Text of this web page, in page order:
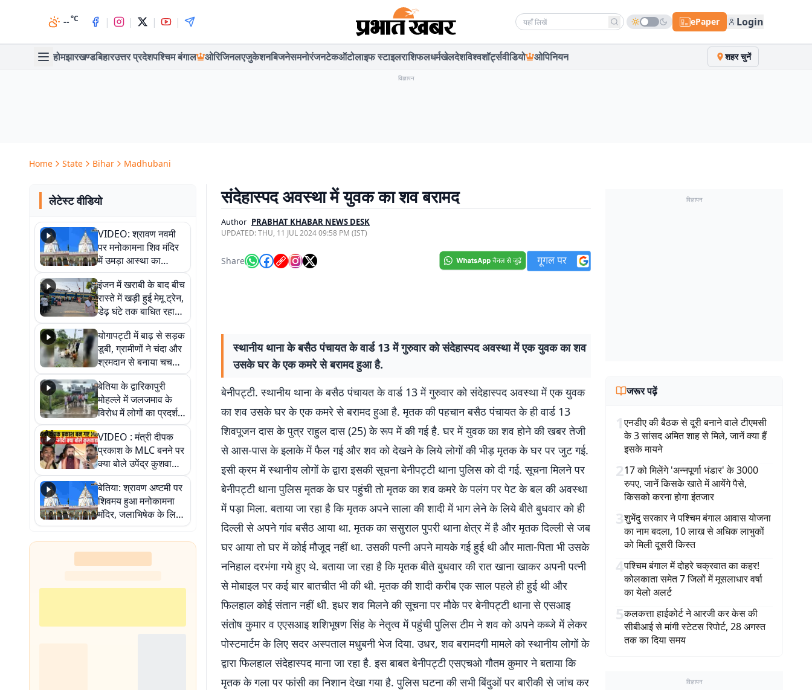
--°C | | | | Search news ePaper Login
होमझारखण्डबिहारउत्तर प्रदेशपश्चिम बंगाल ओरिजिनलएजुकेशनबिजनेसमनोरंजनटेकऑटोलाइफ स्टाइलराशिफलधर्मखेलदेशविश्वशॉर्ट्सवीडियो ओपिनियन शहर चुनें
विज्ञापन
Home State Bihar Madhubani
लेटेस्ट वीडियो
VIDEO: श्रावण नवमी
पर मनोकामना शिव मंदिर
में उमड़ा आस्था का
सैलाब, हर-हर महादेव के
जयघोष से गूंजा परिसर
इंजन में खराबी के बाद बीच
रास्ते में खड़ी हुई मेमू ट्रेन,
डेढ़ घंटे तक बाधित रहा
आवागमन
योगापट्टी में बाढ़ से सड़क
डूबी, ग्रामीणों ने चंदा और
श्रमदान से बनाया चचरी
पुल
बेतिया के द्वारिकापुरी
मोहल्ले में जलजमाव के
विरोध में लोगों का प्रदर्शन,
स्थायी समाधान की मांग
VIDEO : मंत्री दीपक
प्रकाश के MLC बनने पर
क्या बोले उपेंद्र कुशवाहा,
सुनिए
बेतिया: श्रावण अष्टमी पर
शिवमय हुआ मनोकामना
मंदिर, जलाभिषेक के लिए
लगी लंबी कतारें
संदेहास्पद अवस्था में युवक का शव बरामद
Author PRABHAT KHABAR NEWS DESK
UPDATED:THU, 11 JUL 2024 09:58 PM (IST)
Share
स्थानीय थाना के बसैठ पंचायत के वार्ड 13 में गुरुवार को संदेहास्पद अवस्था में एक युवक का शव
उसके घर के एक कमरे से बरामद हुआ है.
बेनीपट्टी. स्थानीय थाना के बसैठ पंचायत के वार्ड 13 में गुरुवार को संदेहास्पद अवस्था में एक युवक
का शव उसके घर के एक कमरे से बरामद हुआ है. मृतक की पहचान बसैठ पंचायत के ही वार्ड 13
शिवपूजन दास के पुत्र राहुल दास (25) के रूप में की गई है. घर में युवक का शव होने की खबर तेजी
से आस-पास के इलाके में फैल गई और शव को देखने के लिये लोगों की भीड़ मृतक के घर पर जुट गई.
इसी क्रम में स्थानीय लोगों के द्वारा इसकी सूचना बेनीपट्टी थाना पुलिस को दी गई. सूचना मिलने पर
बेनीपट्टी थाना पुलिस मृतक के घर पहुंची तो मृतक का शव कमरे के पलंग पर पेट के बल की अवस्था
में पड़ा मिला. बताया जा रहा है कि मृतक अपने साला की शादी में भाग लेने के लिये बीते बुधवार को ही
दिल्ली से अपने गांव बसैठ आया था. मृतक का ससुराल पुपरी थाना क्षेत्र में है और मृतक दिल्ली से जब
घर आया तो घर में कोई मौजूद नहीं था. उसकी पत्नी अपने मायके गई हुई थी और माता-पिता भी उसके
ननिहाल दरभंगा गये हुए थे. बताया जा रहा है कि मृतक बीते बुधवार की रात खाना खाकर अपनी पत्नी
से मोबाइल पर कई बार बातचीत भी की थी. मृतक की शादी करीब एक साल पहले ही हुई थी और
फिलहाल कोई संतान नहीं थी. इधर शव मिलने की सूचना पर मौके पर बेनीपट्टी थाना से एसआइ
संतोष कुमार व एएसआइ शशिभूषण सिंह के नेतृत्व में पहुंची पुलिस टीम ने शव को अपने कब्जे में लेकर
पोस्टमार्टम के लिए सदर अस्पताल मधुबनी भेज दिया. उधर, शव बरामदगी मामले को स्थानीय लोगों के
द्वारा फिलहाल संदेहास्पद माना जा रहा है. इस बाबत बेनीपट्टी एसएचओ गौतम कुमार ने बताया कि
मृतक के गला पर फांसी का निशान देखा गया है. पुलिस घटना की सभी बिंदुओं पर बारीकी से जांच कर
विज्ञापन
जरूर पढ़ें
1एनडीए की बैठक से दूरी बनाने वाले टीएमसी
के 3 सांसद अमित शाह से मिले, जानें क्या हैं
इसके मायने
217 को मिलेंगे 'अन्नपूर्णा भंडार' के 3000
रुपए, जानें किसके खाते में आयेंगे पैसे,
किसको करना होगा इंतजार
3शुभेंदु सरकार ने पश्चिम बंगाल आवास योजना
का नाम बदला, 10 लाख से अधिक लाभुकों
को मिली दूसरी किस्त
4पश्चिम बंगाल में दोहरे चक्रवात का कहर!
कोलकाता समेत 7 जिलों में मूसलाधार वर्षा
का येलो अलर्ट
5कलकत्ता हाईकोर्ट ने आरजी कर केस की
सीबीआई से मांगी स्टेटस रिपोर्ट, 28 अगस्त
तक का दिया समय
विज्ञापन